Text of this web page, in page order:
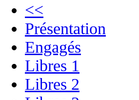
<<
Présentation
Engagés
Libres 1
Libres 2